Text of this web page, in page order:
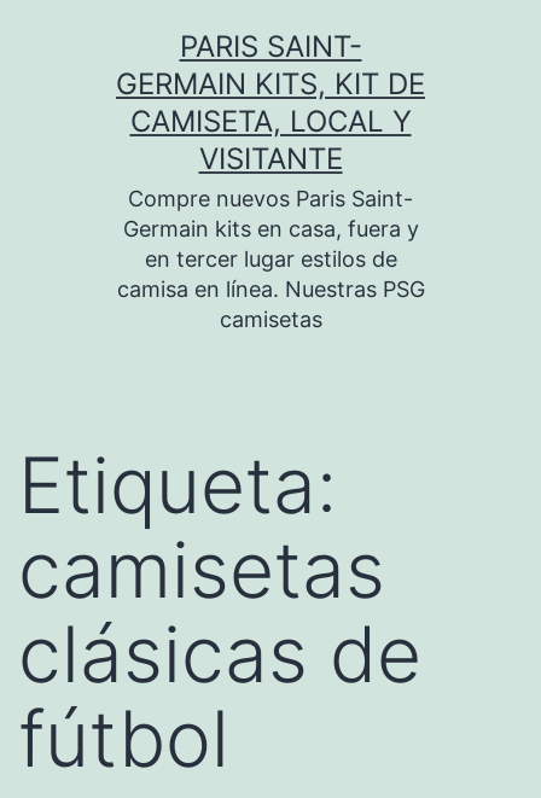
PARIS SAINT-
GERMAIN KITS, KIT DE
CAMISETA, LOCAL Y
VISITANTE
Compre nuevos Paris Saint-
Germain kits en casa, fuera y
en tercer lugar estilos de
camisa en línea. Nuestras PSG
camisetas
Etiqueta:
camisetas
clásicas de
fútbol